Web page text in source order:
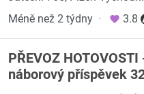
Méně než 2 týdny · 3.8
PŘEVOZ
náborový příspěvek